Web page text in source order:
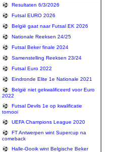
Resultaten 6/3/2026
Futsal EURO 2026
België gaat naar Futsal EK 2026
Nationale Reeksen 24/25
Futsal Beker finale 2024
Samenstelling Reeksen 23/24
Futsal Euro 2022
Eindronde Elite 1e Nationale 2021
België niet gekwalificeerd voor Euro
2022
Futsal Devils 1e op kwalificatie
tornooi
UEFA Champions League 2020
FT Antwerpen wint Supercup na
comeback
Halle-Gooik wint Belgische Beker